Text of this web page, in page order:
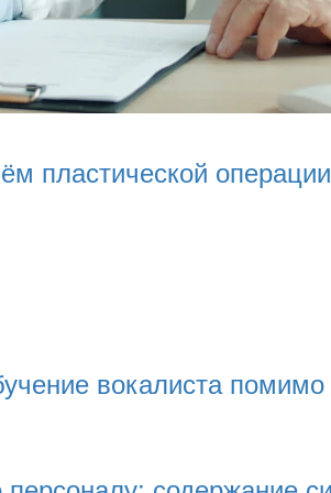
пластической операции
вокалиста